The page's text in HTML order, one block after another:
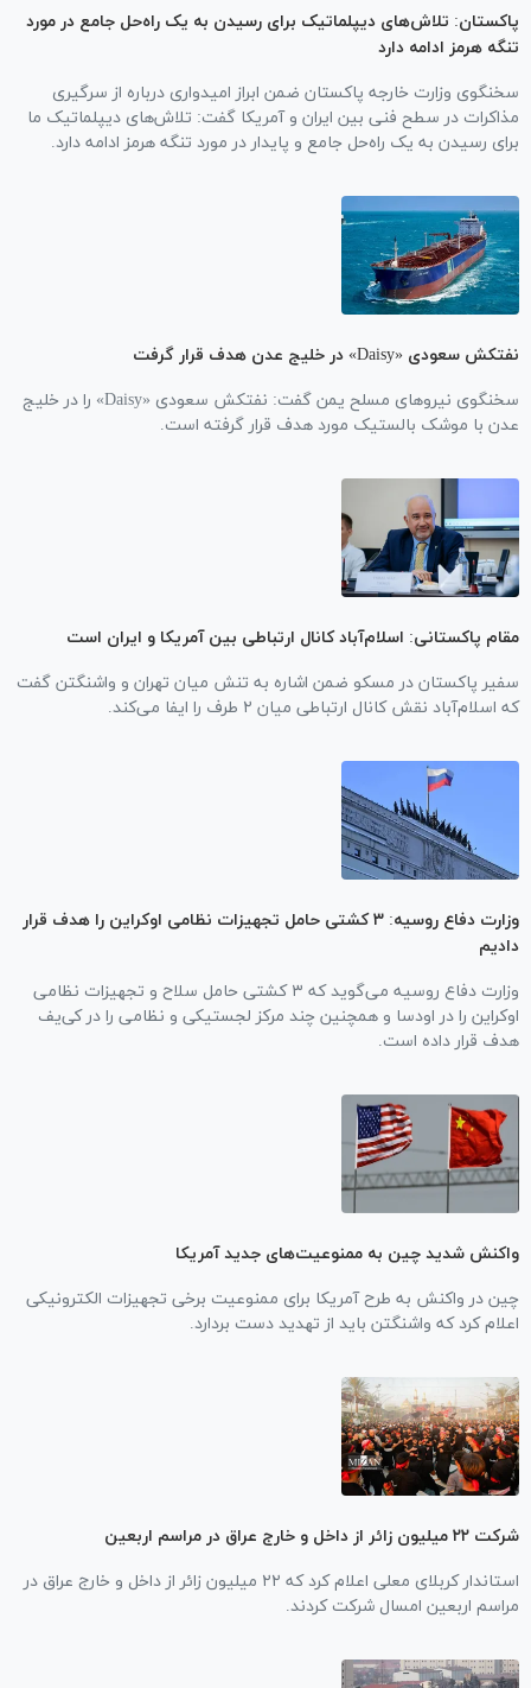
پاکستان: تلاش‌های دیپلماتیک برای رسیدن به یک راه‌حل جامع در مورد
تنگه هرمز ادامه دارد
سخنگوی وزارت خارجه پاکستان ضمن ابراز امیدواری درباره از سرگیری
مذاکرات در سطح فنی بین ایران و آمریکا گفت: تلاش‌های دیپلماتیک ما
برای رسیدن به یک راه‌حل جامع و پایدار در مورد تنگه هرمز ادامه دارد.
نفتکش سعودی «Daisy» در خلیج عدن هدف قرار گرفت
سخنگوی نیرو‌های مسلح یمن گفت: نفتکش سعودی «Daisy» را در خلیج
عدن با موشک بالستیک مورد هدف قرار گرفته است.
مقام پاکستانی: اسلام‌آباد کانال ارتباطی بین آمریکا و ایران است
سفیر پاکستان در مسکو ضمن اشاره به تنش میان تهران و واشنگتن گفت
که اسلام‌آباد نقش کانال ارتباطی میان ۲ طرف را ایفا می‌کند.
وزارت دفاع روسیه: ۳ کشتی حامل تجهیزات نظامی اوکراین را هدف قرار
دادیم
وزارت دفاع روسیه می‌گوید که ۳ کشتی حامل سلاح و تجهیزات نظامی
اوکراین را در اودسا و همچنین چند مرکز لجستیکی و نظامی را در کی‌یف
هدف قرار داده است.
واکنش شدید چین به ممنوعیت‌های جدید آمریکا
چین در واکنش به طرح آمریکا برای ممنوعیت برخی تجهیزات الکترونیکی
اعلام کرد که واشنگتن باید از تهدید دست بردارد.
شرکت ۲۲ میلیون زائر از داخل و خارج عراق در مراسم اربعین
استاندار کربلای معلی اعلام کرد که ۲۲ میلیون زائر از داخل و خارج عراق در
مراسم اربعین امسال شرکت کردند.